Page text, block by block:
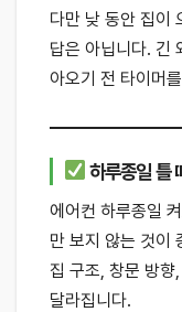
다만 낮 동안 집이
답은 아닙니다. 긴
아오기 전 타이머
하루종일 틀
에어컨 하루종일
만 보지 않는 것이
집 구조, 창문 방
달라집니다.